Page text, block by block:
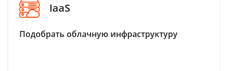
IaaS
Подобрать облачную инфраструктуру